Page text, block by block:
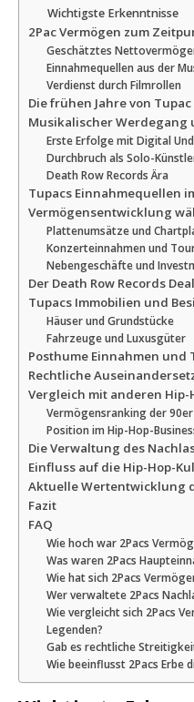
Wichtigste Erkenntnisse
2Pac Vermögen zum
Geschätztes
Einnahmequellen aus der
Verdienst durch Filmrollen
Die frühen Jahre von
Musikalischer
Erste Erfolge mit Digital
Durchbruch als Solo-
Death Row Records Ära
Tupacs Einnahmequellen
Vermögensentwicklung
Plattenumsätze und
Konzerteinnahmen und
Nebengeschäfte und
Der Death Row Records Deal
Tupacs Immobilien und
Häuser und Grundstücke
Fahrzeuge und Luxusgüter
Posthume Einnahmen und
Rechtliche
Vergleich mit anderen Hip-
Vermögensranking der 90er
Position im Hip-Hop-
Die Verwaltung des
Einfluss auf die Hip-Hop-
Aktuelle Wertentwicklung
Fazit
FAQ
Wie hoch war 2Pacs
Was waren 2Pacs
Wie hat sich 2Pacs
Wer verwaltete 2Pacs
Wie vergleicht sich 2Pacs
Legenden?
Gab es rechtliche
Wie beeinflusst 2Pacs Erbe